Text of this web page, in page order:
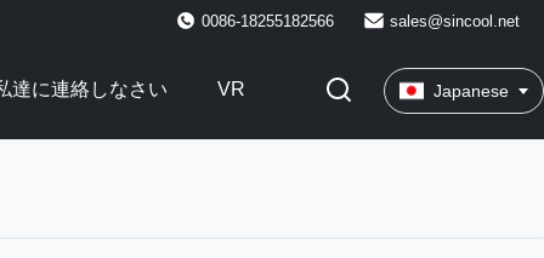
0086-18255182566 sales@sincool.net
達に連絡しなさい VR Japanese